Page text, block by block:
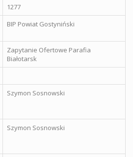
1277
BIP Powiat Gostyniński
Zapytanie Ofertowe Parafia
Białotarsk
Szymon Sosnowski
Szymon Sosnowski